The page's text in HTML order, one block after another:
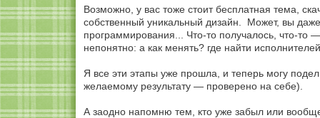
Возможно, у вас тоже стоит бесплатная тема,
собственный уникальный дизайн. Может, вы
программирования... Что-то получалось, что-то
непонятно: а как менять? где найти
Я все эти этапы уже прошла, и теперь могу
желаемому результату — проверено на себе).
А заодно напомню тем, кто уже забыл или